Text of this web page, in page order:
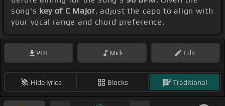
song's key of C Major, adjust the capo to align with
your vocal range and chord preference.
PDF Midi Edit
Hide lyrics Blocks Traditional